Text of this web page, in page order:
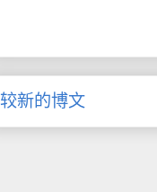
较新的博文